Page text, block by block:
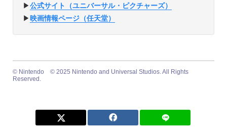
▶︎公式サイト（ユニバーサル・ピクチャーズ）
▶︎映画情報ページ（任天堂）
©︎ Nintendo ©︎ 2025 Nintendo and Universal Studios. All Rights
Reserved.